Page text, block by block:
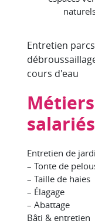
Entretien
cours d'eau
salariés
Entretien de
– Tonte de
– Taille de haies
– Élagage
– Abattage
Bâti & entretien